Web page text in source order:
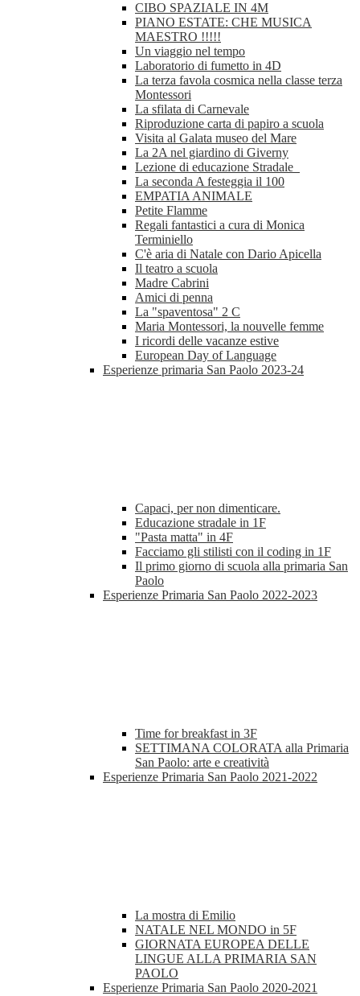
CIBO SPAZIALE IN 4M
PIANO ESTATE: CHE MUSICA
MAESTRO !!!!!
Un viaggio nel tempo
Laboratorio di fumetto in 4D
La terza favola cosmica nella classe terza
Montessori
La sfilata di Carnevale
Riproduzione carta di papiro a scuola
Visita al Galata museo del Mare
La 2A nel giardino di Giverny
Lezione di educazione Stradale
La seconda A festeggia il 100
EMPATIA ANIMALE
Petite Flamme
Regali fantastici a cura di Monica
Terminiello
C'è aria di Natale con Dario Apicella
Il teatro a scuola
Madre Cabrini
Amici di penna
La "spaventosa" 2 C
Maria Montessori, la nouvelle femme
I ricordi delle vacanze estive
European Day of Language
Esperienze primaria San Paolo 2023-24
Capaci, per non dimenticare.
Educazione stradale in 1F
"Pasta matta" in 4F
Facciamo gli stilisti con il coding in 1F
Il primo giorno di scuola alla primaria San
Paolo
Esperienze Primaria San Paolo 2022-2023
Time for breakfast in 3F
SETTIMANA COLORATA alla Primaria
San Paolo: arte e creatività
Esperienze Primaria San Paolo 2021-2022
La mostra di Emilio
NATALE NEL MONDO in 5F
GIORNATA EUROPEA DELLE
LINGUE ALLA PRIMARIA SAN
PAOLO
Esperienze Primaria San Paolo 2020-2021